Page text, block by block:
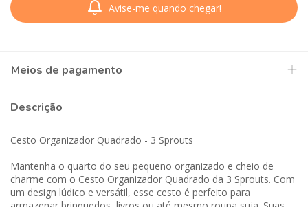
Avise-me quando chegar!
Meios de pagamento
Descrição
Cesto Organizador Quadrado - 3 Sprouts
Mantenha o quarto do seu pequeno organizado e cheio de
charme com o Cesto Organizador Quadrado da 3 Sprouts. Com
um design lúdico e versátil, esse cesto é perfeito para